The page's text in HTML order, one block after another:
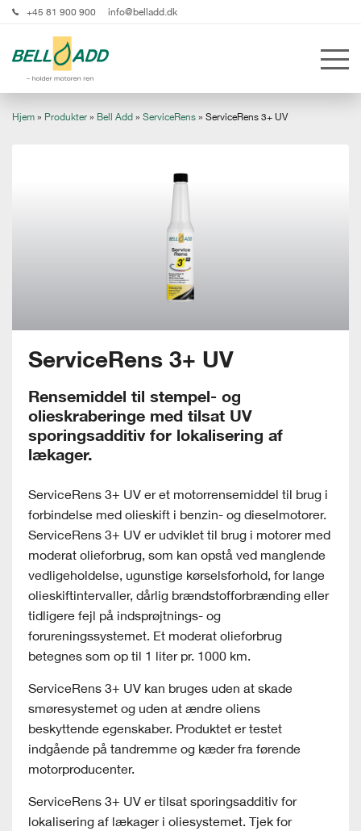
+45 81 900 900 info@belladd.dk
Hjem » Produkter » Bell Add » ServiceRens » ServiceRens 3+ UV
ServiceRens 3+ UV
Rensemiddel til stempel- og
olieskraberinge med tilsat UV
sporingsadditiv for lokalisering af
lækager.
ServiceRens 3+ UV er et motorrensemiddel til brug i
forbindelse med olieskift i benzin- og dieselmotorer.
ServiceRens 3+ UV er udviklet til brug i motorer med
moderat olieforbrug, som kan opstå ved manglende
vedligeholdelse, ugunstige kørselsforhold, for lange
olieskiftintervaller, dårlig brændstofforbrænding eller
tidligere fejl på indsprøjtnings- og
forureningssystemet. Et moderat olieforbrug
betegnes som op til 1 liter pr. 1000 km.
ServiceRens 3+ UV kan bruges uden at skade
smøresystemet og uden at ændre oliens
beskyttende egenskaber. Produktet er testet
indgående på tandremme og kæder fra førende
motorproducenter.
ServiceRens 3+ UV er tilsat sporingsadditiv for
lokalisering af lækager i oliesystemet. Tjek for